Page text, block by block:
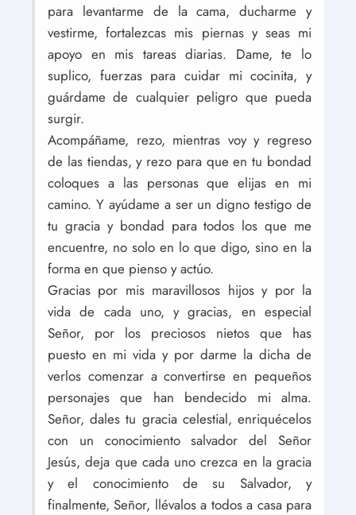
para levantarme de la cama, ducharme y
vestirme, fortalezcas mis piernas y seas mi
apoyo en mis tareas diarias. Dame, te lo
suplico, fuerzas para cuidar mi cocinita, y
guárdame de cualquier peligro que pueda
surgir.
Acompáñame, rezo, mientras voy y regreso
de las tiendas, y rezo para que en tu bondad
coloques a las personas que elijas en mi
camino. Y ayúdame a ser un digno testigo de
tu gracia y bondad para todos los que me
encuentre, no solo en lo que digo, sino en la
forma en que pienso y actúo.
Gracias por mis maravillosos hijos y por la
vida de cada uno, y gracias, en especial
Señor, por los preciosos nietos que has
puesto en mi vida y por darme la dicha de
verlos comenzar a convertirse en pequeños
personajes que han bendecido mi alma.
Señor, dales tu gracia celestial, enriquécelos
con un conocimiento salvador del Señor
Jesús, deja que cada uno crezca en la gracia
y el conocimiento de su Salvador, y
finalmente, Señor, llévalos a todos a casa para